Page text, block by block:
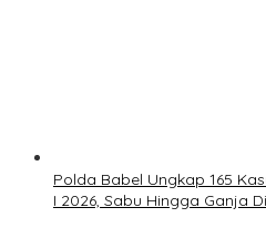
Polda Babel Ungkap 165
I 2026, Sabu Hingga Ganja